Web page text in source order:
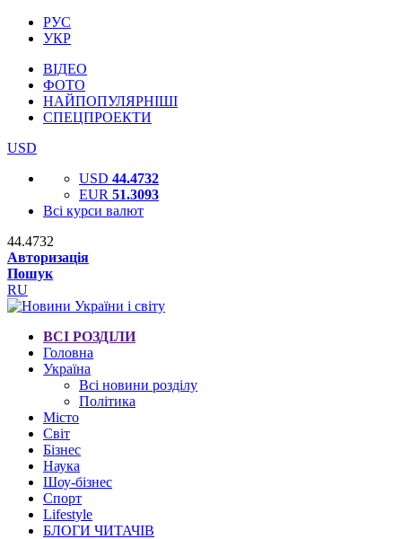
РУС
УКР
ВІДЕО
ФОТО
НАЙПОПУЛЯРНІШІ
СПЕЦПРОЕКТИ
USD
USD 44.4732
EUR 51.3093
Всі курси валют
44.4732
Авторизація
Пошук
RU
ВСІ РОЗДІЛИ
Головна
Україна
Всі новини розділу
Політика
Місто
Світ
Бізнес
Наука
Шоу-бізнес
Спорт
Lifestyle
БЛОГИ ЧИТАЧІВ